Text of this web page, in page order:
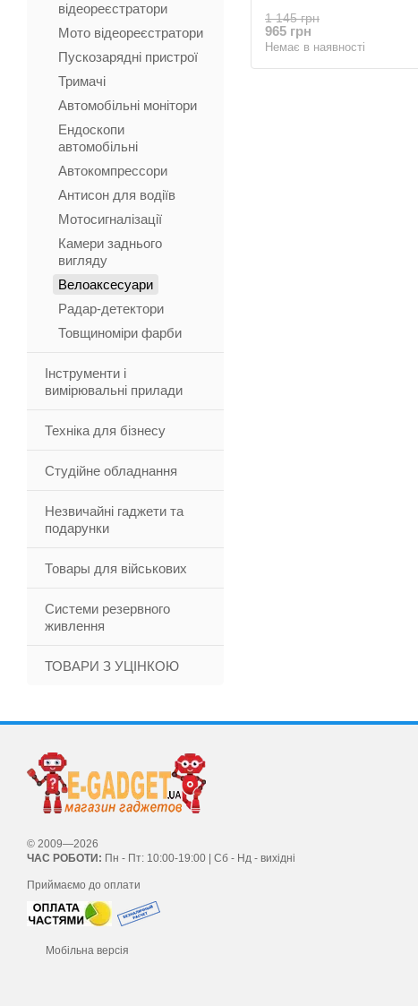
1 145 грн
965 грн
Немає в наявності
відеореєстратори
Мото відеореєстратори
Пускозарядні пристрої
Тримачі
Автомобільні монітори
Ендоскопи
автомобільні
Автокомпрессори
Антисон для водіїв
Мотосигналізації
Камери заднього
вигляду
Велоаксесуари
Радар-детектори
Товщиноміри фарби
Інструменти і
вимірювальні прилади
Техніка для бізнесу
Студійне обладнання
Незвичайні гаджети та
подарунки
Товары для військових
Системи резервного
живлення
ТОВАРИ З УЦІНКОЮ
© 2009—2026
ЧАС РОБОТИ: Пн - Пт: 10:00-19:00 | Сб - Нд - вихідні
Приймаємо до оплати
Мобільна версія